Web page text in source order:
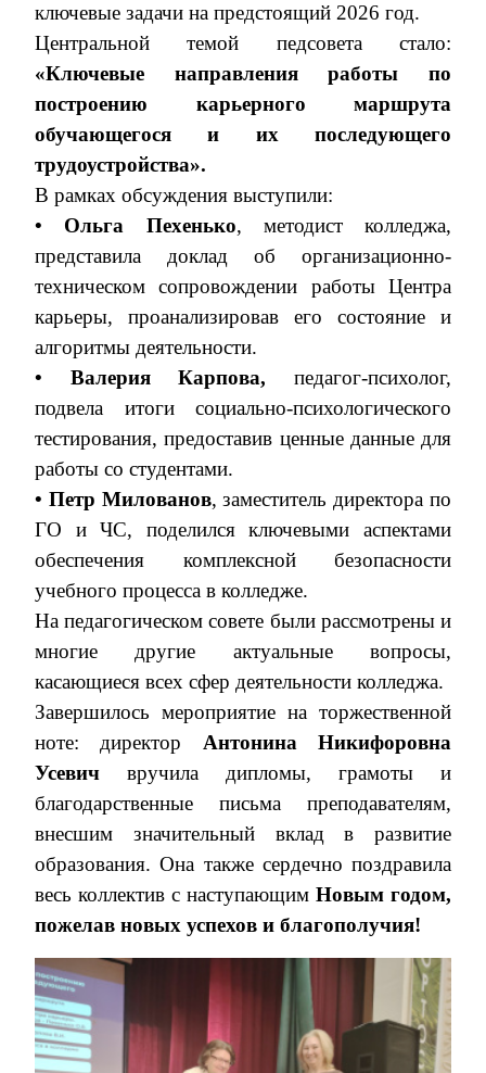
ключевые задачи на предстоящий 2026 год.
Центральной темой педсовета стало:
«Ключевые направления работы по
построению карьерного маршрута
обучающегося и их последующего
трудоустройства».
В рамках обсуждения выступили:
• Ольга Пехенько, методист колледжа,
представила доклад об организационно-
техническом сопровождении работы Центра
карьеры, проанализировав его состояние и
алгоритмы деятельности.
• Валерия Карпова, педагог-психолог,
подвела итоги социально-психологического
тестирования, предоставив ценные данные для
работы со студентами.
• Петр Милованов, заместитель директора по
ГО и ЧС, поделился ключевыми аспектами
обеспечения комплексной безопасности
учебного процесса в колледже.
На педагогическом совете были рассмотрены и
многие другие актуальные вопросы,
касающиеся всех сфер деятельности колледжа.
Завершилось мероприятие на торжественной
ноте: директор Антонина Никифоровна
Усевич вручила дипломы, грамоты и
благодарственные письма преподавателям,
внесшим значительный вклад в развитие
образования. Она также сердечно поздравила
весь коллектив с наступающим Новым годом,
пожелав новых успехов и благополучия!